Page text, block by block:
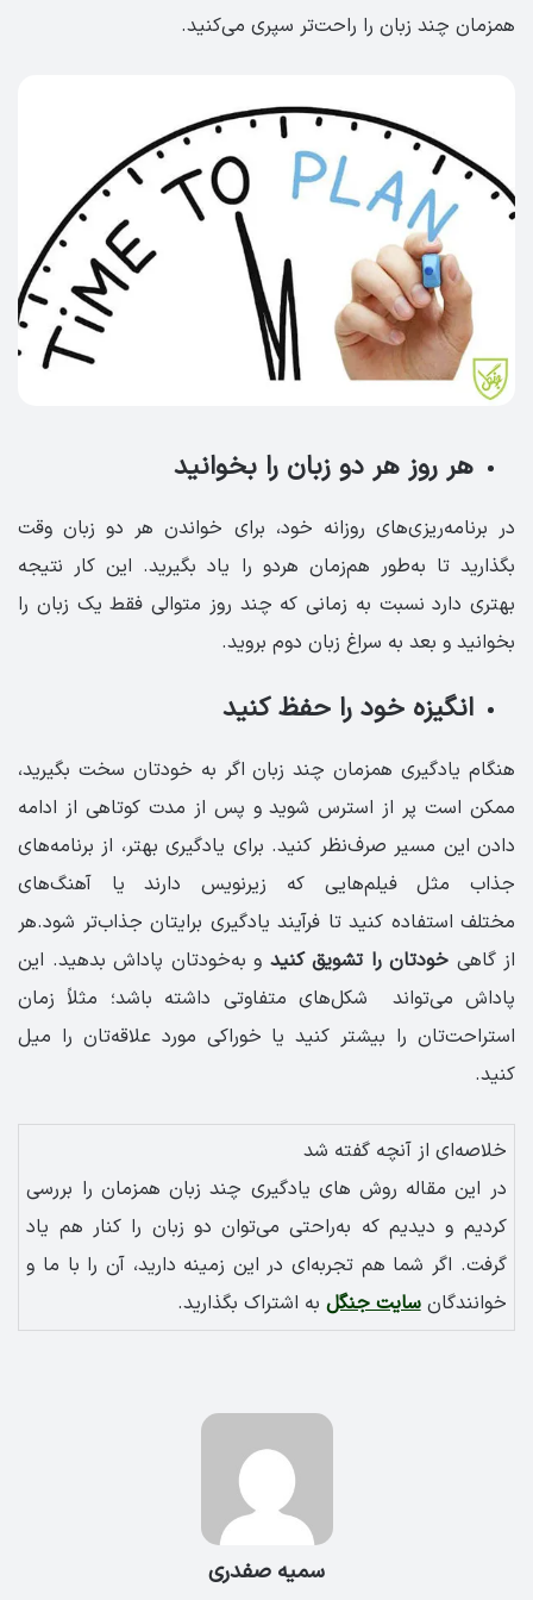
همزمان چند زبان را راحت‌تر سپری می‌کنید.
هر روز هر دو زبان را بخوانید
در برنامه‌ریزی‌های روزانه خود، برای خواندن هر دو زبان وقت
بگذارید تا به‌طور هم‌زمان هردو را یاد بگیرید. این کار نتیجه
بهتری دارد نسبت به زمانی که چند روز متوالی فقط یک زبان را
بخوانید و بعد به سراغ زبان دوم بروید.
انگیزه خود را حفظ کنید
هنگام یادگیری همزمان چند زبان اگر به خودتان سخت بگیرید،
ممکن است پر از استرس شوید و پس از مدت کوتاهی از ادامه
دادن این مسیر صرف‌نظر کنید. برای یادگیری بهتر، از برنامه‌های
جذاب مثل فیلم‌هایی که زیرنویس دارند یا آهنگ‌های
مختلف استفاده کنید تا فرآیند یادگیری برایتان جذاب‌تر شود.هر
از گاهی خودتان را تشویق کنید و به‌خودتان پاداش بدهید. این
پاداش می‌تواند شکل‌های متفاوتی داشته باشد؛ مثلاً زمان
استراحت‌تان را بیشتر کنید یا خوراکی مورد علاقه‌تان را میل
کنید.
خلاصه‌ای از آنچه گفته شد
در این مقاله روش های یادگیری چند زبان همزمان را بررسی
کردیم و دیدیم که به‌راحتی می‌توان دو زبان را کنار هم یاد
گرفت. اگر شما هم تجربه‌ای در این زمینه دارید، آن را با ما و
خوانندگانسایت جنگل به اشتراک بگذارید.
سمیه صفدری